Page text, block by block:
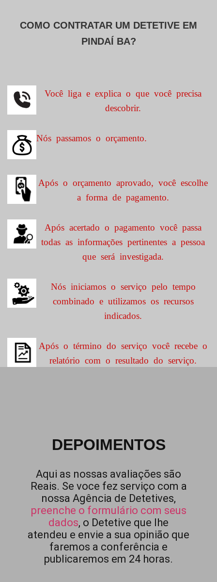
COMO CONTRATAR UM DETETIVE EM
PINDAÍ BA?
Você liga e explica o que você precisa
descobrir.
Nós passamos o orçamento.
Após o orçamento aprovado, você escolhe
a forma de pagamento.
Após acertado o pagamento você passa
todas as informações pertinentes a pessoa
que será investigada.
Nós iniciamos o serviço pelo tempo
combinado e utilizamos os recursos
indicados.
Após o término do serviço você recebe o
relatório com o resultado do serviço.
DEPOIMENTOS
Aqui as nossas avaliações são
Reais. Se voce fez serviço com a
nossa Agência de Detetives,
preenche o formulário com seus
dados, o Detetive que lhe
atendeu e envie a sua opinião que
faremos a conferência e
publicaremos em 24 horas.